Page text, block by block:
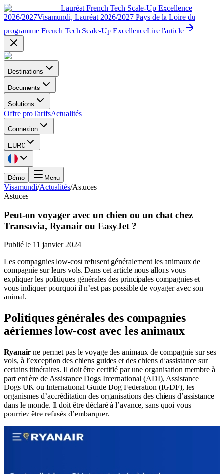
Lauréat French Tech Scale-Up Excellence
2026/2027Visamundi, Lauréat 2026/2027 Pays de la Loire du
programme French Tech Scale-Up ExcellenceLire l'article
Destinations
Documents
Solutions
Offre proTarifsActualités
Connexion
EUR€
Démo Menu
Visamundi/Actualités/Astuces
Astuces
Peut-on voyager avec un chien ou un chat chez
Transavia, Ryanair ou EasyJet ?
Publié le 11 janvier 2024
Les compagnies low-cost refusent généralement les animaux de
compagnie sur leurs vols. Dans cet article nous allons vous
expliquer les politiques générales des principales compagnies et
vous indiquer pourquoi il n’est pas possible de voyager avec son
animal.
Politiques générales des compagnies
aériennes low-cost avec les animaux
Ryanair ne permet pas le voyage des animaux de compagnie sur ses
vols, à l’exception des chiens guides et des chiens d’assistance sur
certains itinéraires. Il doit être certifié par une organisation membre à
part entière de Assistance Dogs International (ADI), Assistance
Dogs UK ou International Guide Dog Federation (IGDF), les
organismes d’accréditation des organisations des chiens d’assistance
dans le monde. Il doit être déclaré à l’avance, sans quoi vous
pourriez être refusés d’embarquer.